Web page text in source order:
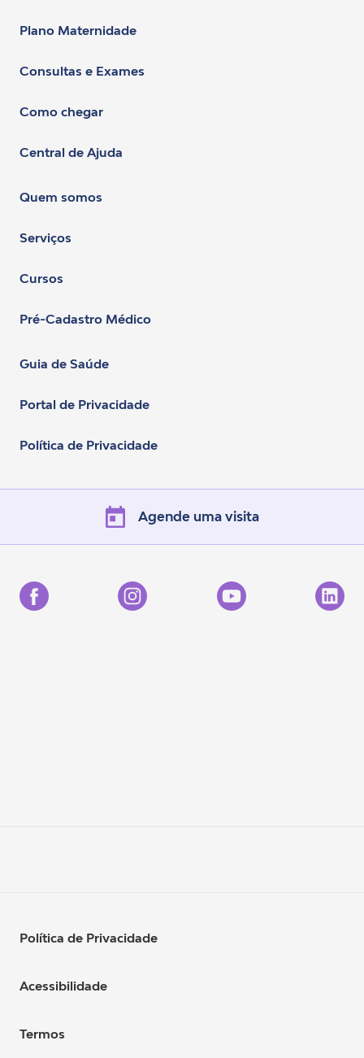
Plano Maternidade
Consultas e Exames
Como chegar
Central de Ajuda
Quem somos
Serviços
Cursos
Pré-Cadastro Médico
Guia de Saúde
Portal de Privacidade
Política de Privacidade
Agende uma visita
Política de Privacidade
Acessibilidade
Termos